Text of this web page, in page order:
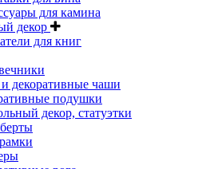
для камина
декор
для книг
декоративные чаши
подушки
декор, статуэтки